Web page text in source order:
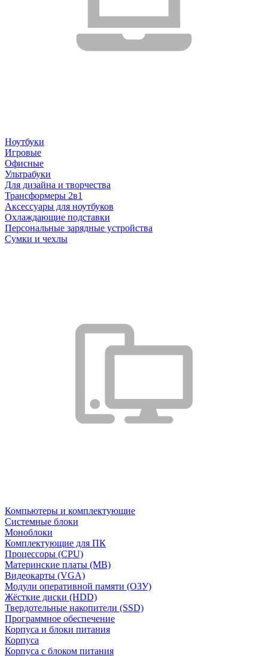
Ноутбуки
Игровые
Офисные
Ультрабуки
Для дизайна и творчества
Трансформеры 2в1
Аксессуары для ноутбуков
Охлаждающие подставки
Персональные зарядные устройства
Сумки и чехлы
Компьютеры и комплектующие
Системные блоки
Моноблоки
Комплектующие для ПК
Процессоры (CPU)
Материнские платы (MB)
Видеокарты (VGA)
Модули оперативной памяти (ОЗУ)
Жёсткие диски (HDD)
Твердотельные накопители (SSD)
Программное обеспечение
Корпуса и блоки питания
Корпуса
Корпуса с блоком питания